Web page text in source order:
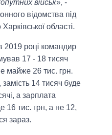
військ», -
відомства під
області.
2019 році командир
17 - 18 тисяч
майже 26 тис. грн.
14 тисяч буде
а зарплата
16 тис. грн, а не 12,
зараз.